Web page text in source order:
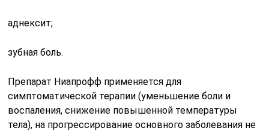
аднексит;
зубная боль.
Препарат Ниапрофф применяется для
симптоматической терапии (уменьшение боли и
воспаления, снижение повышенной температуры
тела), на прогрессирование основного заболевания не